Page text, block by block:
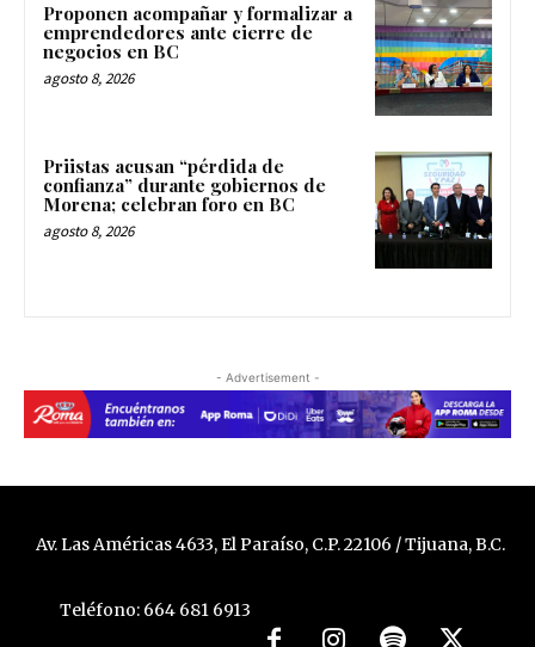
Proponen acompañar y formalizar a
emprendedores ante cierre de
negocios en BC
agosto 8, 2026
Priistas acusan “pérdida de
confianza” durante gobiernos de
Morena; celebran foro en BC
agosto 8, 2026
- Advertisement -
Av. Las Américas 4633, El Paraíso, C.P. 22106 / Tijuana, B.C.
Teléfono: 664 681 6913